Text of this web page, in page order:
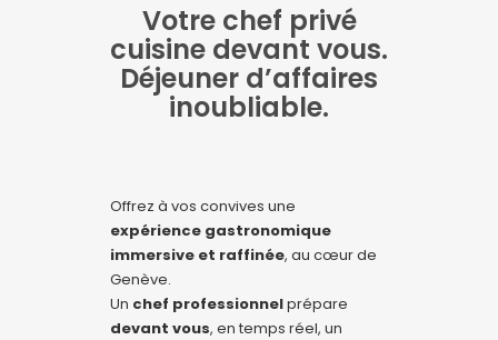
Votre chef privé
cuisine devant vous.
Déjeuner d’affaires
inoubliable.
Offrez à vos convives une
expérience gastronomique
immersive et raffinée, au cœur de
Genève.
Un chef professionnelprépare
devant vous, en temps réel, un